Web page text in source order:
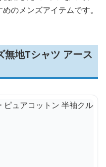
のメンズアイテムです。
無地Tシャツ アース